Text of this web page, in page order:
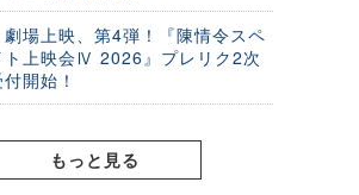
劇場上映、第4弾！『陳情令スペ
ト上映会Ⅳ 2026』プレリク2次
開始！
もっと見る